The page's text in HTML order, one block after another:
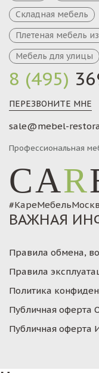
8 (495)
ПЕРЕЗВОНИТЕ МНЕ
sale@mebel-
Профессиональная
CAR
Складная мебель
Плетеная мебель
Мебель для улицы
ВАЖНАЯ
Правила обмена,
Правила
Политика
Публичная оферта
Публичная оферта